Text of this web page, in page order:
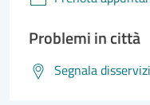
Problemi in città
Segnala